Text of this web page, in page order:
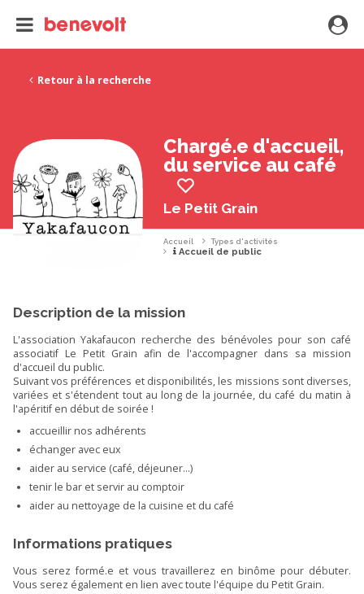
Retour à la recherche
Chargé.e d'accueil,
du service au café
Le Petit Grain
Accueil Types d'activités
Accueil de public
Description de la mission
L'association Yakafaucon recherche des bénévoles pour son café
associatif Le Petit Grain afin de l'accompagner dans sa mission
d'accueil du public.
Suivant vos préférences et disponibilités, les missions sont diverses,
variées et s'étendent tout au long de la journée, du café du matin à
l'apéritif en début de soirée !
accueillir nos adhérents
échanger avec eux
aider au service (café, déjeuner...)
tenir le bar et servir au comptoir
aider au nettoyage de la cuisine et du café
Informations pratiques
Vous serez formé.e et vous travaillerez en binôme pour débuter.
Vous serez également en lien avec toute l'équipe du Petit Grain.